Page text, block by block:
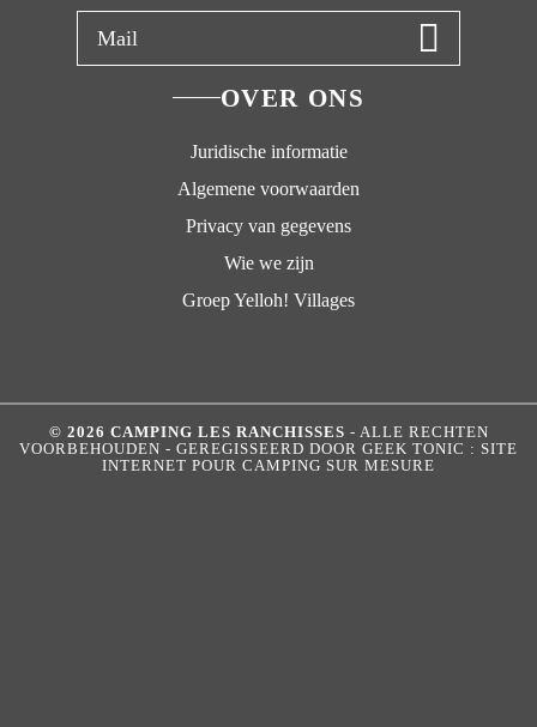
OVER ONS
Juridische informatie
Algemene voorwaarden
Privacy van gegevens
Wie we zijn
Groep Yelloh! Villages
© 2026 CAMPING LES RANCHISSES - ALLE RECHTEN
VOORBEHOUDEN - GEREGISSEERD DOOR GEEK TONIC : SITE
INTERNET POUR CAMPING SUR MESURE